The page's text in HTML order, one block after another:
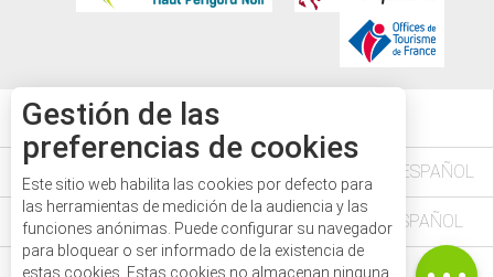
L'AGENDA DES FÊTES ET MANIFESTATIONS - ESPAÑOL
VÉZÈRE PÉRIGORD NOIR EN DORDOGNE - ESPAÑOL
LE PASS'AVENTURE - ESPAÑOL
Gestión de las
preferencias de cookies
Este sitio web habilita las cookies por defecto para
las herramientas de medición de la audiencia y las
funciones anónimas. Puede configurar su navegador
para bloquear o ser informado de la existencia de
estas cookies. Estas cookies no almacenan ninguna